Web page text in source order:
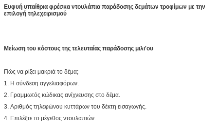
Ευφυή υπαίθρια φρέσκα ντουλάπια παράδοσης δεμάτων τροφίμων με την
επιλογή τηλεχειρισμού
Μείωση του κόστους της τελευταίας παράδοσης μιλι'ου
Πώς να ρίξει μακριά το δέμα;
1. Η σύνδεση αγγελιαφόρων.
2. Γραμμωτός κώδικας ανίχνευσης στο δέμα.
3. Αριθμός τηλεφώνου κυττάρων του δέκτη εισαγωγής.
4. Επιλέξτε το μέγεθος ντουλαπιών.